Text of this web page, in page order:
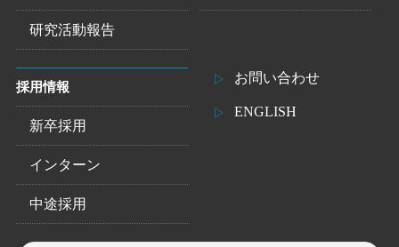
研究活動報告
採用情報
新卒採用
インターン
中途採用
お問い合わせ
ENGLISH